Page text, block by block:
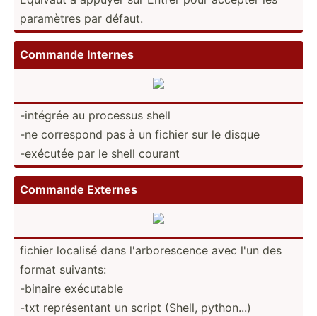
paramètres par défaut.
Commande Internes
-intégrée au processus shell
-ne correspond pas à un fichier sur le disque
-exécutée par le shell courant
Commande Externes
fichier localisé dans l'arbo­res­cence avec l'un des
format suivants:
-binaire exécutable
-txt représ­entant un script (Shell, python...)